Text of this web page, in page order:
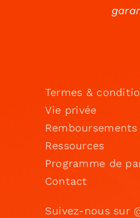
Termes &
Vie privée
Remboursements
Ressources
Programme de
Contact
Suivez-nous sur